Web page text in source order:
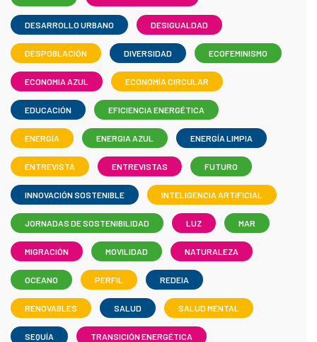
DESARROLLO URBANO DESIGUALDAD
DESPOBLACIÓN DIVERSIDAD ECOFEMINISMO
ECONOMIA AZUL ECONOMÍA CIRCULAR
EDUCACIÓN EFICIENCIA ENERGÉTICA
ENERGÍA ENERGIA AZUL ENERGÍA LIMPIA
ENTREVISTA ENTREVISTAS FUTURO
INNOVACIÓN SOSTENIBLE INTELIGENCIA ARTIFICIAL
JORNADAS DE SOSTENIBILIDAD LUZ MAR
MIGRACIÓN MOVILIDAD NATURALEZA
OCEANO PERFIL REDEIA
RENOVABLES SALUD SALUD MENTAL
SEQUÍA TRANSICIÓN ENERGÉTICA